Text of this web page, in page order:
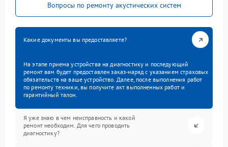
Вопросы по ремонту акустических систем
Какие документы вы предоставляете?
На этапе приема устройства на диагностику и последующий
ремонт вам будет предоставлен заказ-наряд с указанием страховых
обязательств на ваше устройство. Далее, после выполнения работ
по ремонту техники, вы получите акт выполненных работ и
гарантийный талон.
Я уже знаю в чем неисправность и какой
ремонт необходим. Для чего проводить
диагностику?